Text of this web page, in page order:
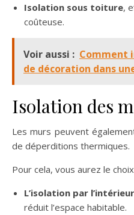
Isolation sous toiture,
coûteuse.
Voir aussi : Comment
de décoration dans
Isolation des
Les murs peuvent
de déperditions thermiques.
Pour cela, vous aurez le
L’isolation par l’intérieur
réduit l’espace habitable.